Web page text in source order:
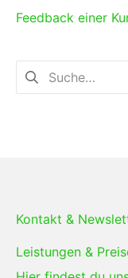
Feedback einer
Kontakt &
Leistungen &